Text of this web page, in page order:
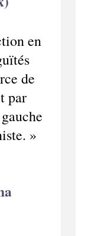
en
de
par
»